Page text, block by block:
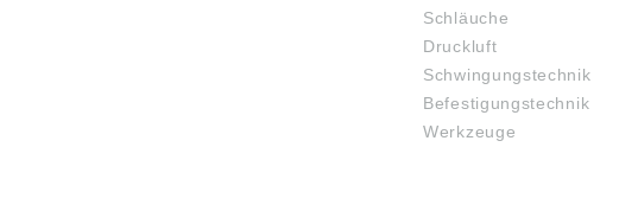
Schläuche
Druckluft
Schwingungstechnik
Befestigungstechnik
Werkzeuge